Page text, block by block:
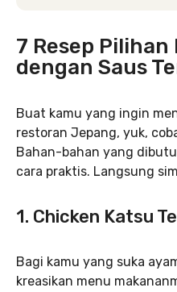
7 Resep Pilihan
dengan Saus
Buat kamu yang ingin
restoran Jepang, yuk,
Bahan-bahan yang
cara praktis. Langsung
1. Chicken Katsu
Bagi kamu yang suka
kreasikan menu